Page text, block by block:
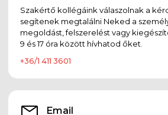
Szakértő kollégáink válaszolnak a
segítenek megtalálni Neked a
megoldást, felszerelést vagy
9 és 17 óra között hívhatod őket.
+36/1 411 3601
Email